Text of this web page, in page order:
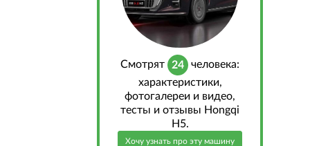
Cмотрят 24
человека:
характеристики,
фотогалереи и видео,
тесты и отзывы Hongqi
H5.
Хочу узнать про эту машину